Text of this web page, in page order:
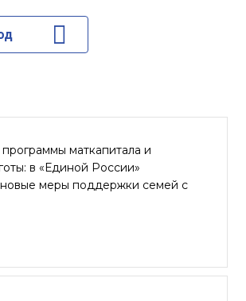
маткапитала и
в «Единой России»
меры поддержки семей с